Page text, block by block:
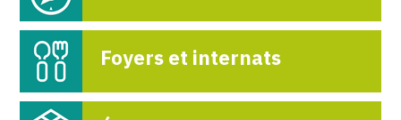
Foyers et internats